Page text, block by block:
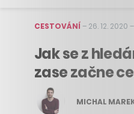
CESTOVÁNÍ– 26. 12. 2020 –
Jak se z
zase začne
MICHAL